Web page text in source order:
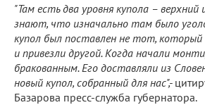
"Там есть два уровня купола –
знают, что изначально там было
купол был поставлен не тот, который
и привезли другой. Когда начали
бракованным. Его доставляли из
новый купол, собранный для нас",-
Базарова пресс-служба губернатора.